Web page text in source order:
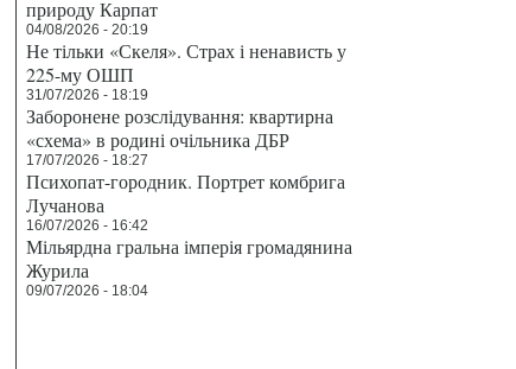
природу Карпат
04/08/2026 - 20:19
Не тільки «Скеля». Страх і ненависть у
225-му ОШП
31/07/2026 - 18:19
Заборонене розслідування: квартирна
«схема» в родині очільника ДБР
17/07/2026 - 18:27
Психопат-городник. Портрет комбрига
Лучанова
16/07/2026 - 16:42
Мільярдна гральна імперія громадянина
Журила
09/07/2026 - 18:04